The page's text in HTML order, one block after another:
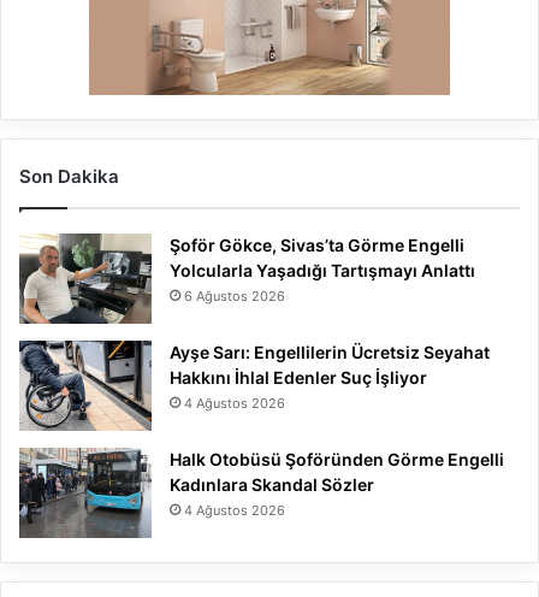
Son Dakika
Şoför Gökce, Sivas’ta Görme Engelli
Yolcularla Yaşadığı Tartışmayı Anlattı
6 Ağustos 2026
Ayşe Sarı: Engellilerin Ücretsiz Seyahat
Hakkını İhlal Edenler Suç İşliyor
4 Ağustos 2026
Halk Otobüsü Şoföründen Görme Engelli
Kadınlara Skandal Sözler
4 Ağustos 2026